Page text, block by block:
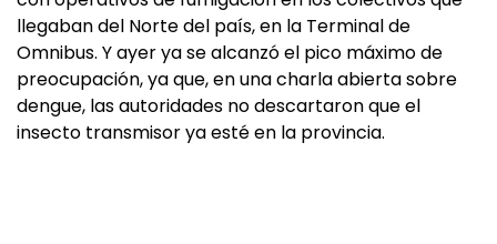
llegaban del Norte del país, en la Terminal de
Omnibus. Y ayer ya se alcanzó el pico máximo de
preocupación, ya que, en una charla abierta sobre
dengue, las autoridades no descartaron que el
insecto transmisor ya esté en la provincia.